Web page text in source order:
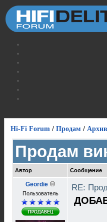
Hi-Fi Forum / Продам / Архив
Продам
Автор Сообщение
Geordie
Пользователь
RE: